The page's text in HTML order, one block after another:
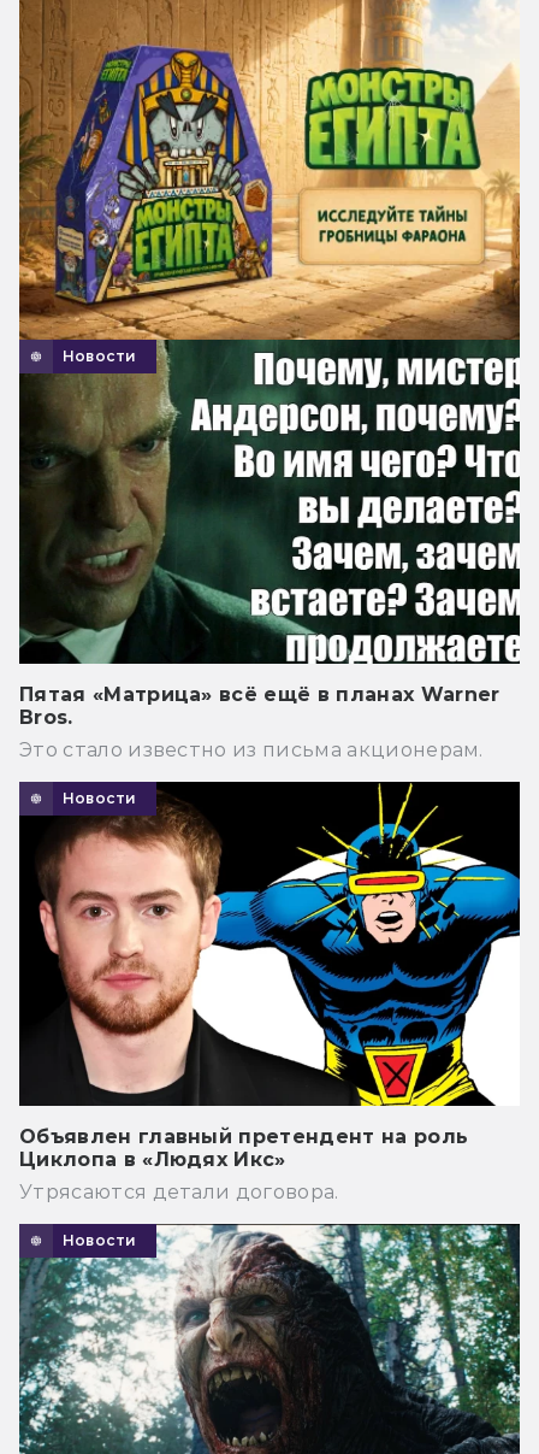
Новости
Пятая «Матрица» всё ещё в планах Warner
Bros.
Это стало известно из письма акционерам.
Новости
Объявлен главный претендент на роль
Циклопа в «Людях Икс»
Утрясаются детали договора.
Новости